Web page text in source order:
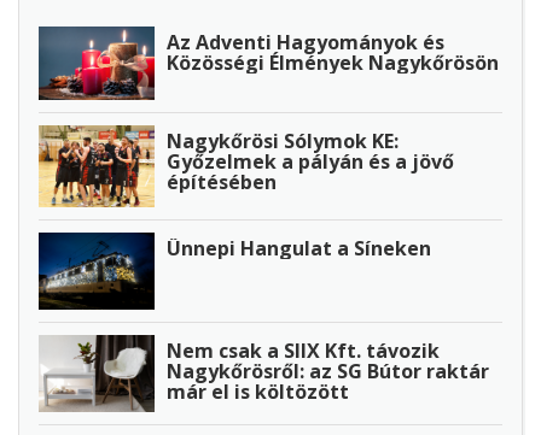
Az Adventi Hagyományok és
Közösségi Élmények Nagykőrösön
Nagykőrösi Sólymok KE:
Győzelmek a pályán és a jövő
építésében
Ünnepi Hangulat a Síneken
Nem csak a SIIX Kft. távozik
Nagykőrösről: az SG Bútor raktár
már el is költözött